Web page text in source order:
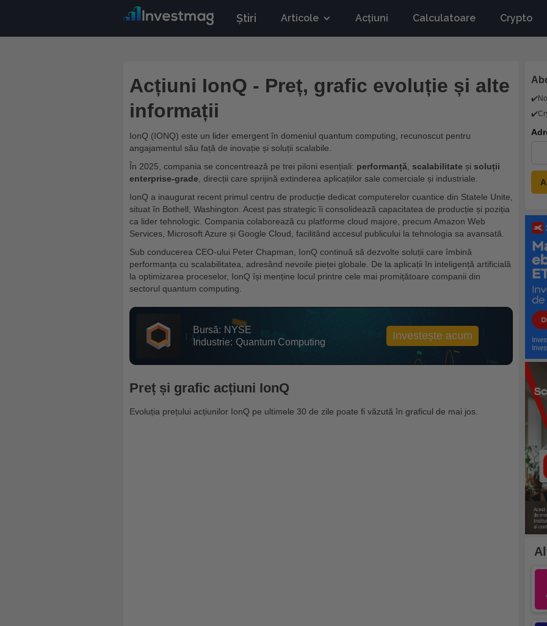
Știri Articole Acțiuni Calculatoare Crypto
Acțiuni IonQ - Preț, grafic evoluție și alte
informații
IonQ (IONQ) este un lider emergent în domeniul quantum computing, recunoscut pentru
angajamentul său față de inovație și soluții scalabile.
În 2025, compania se concentrează pe trei piloni esențiali: performanță scalabilitate și soluții
enterprise-grade , direcții care sprijină extinderea aplicațiilor sale comerciale și industriale.
IonQ a inaugurat recent primul centru de producție dedicat computerelor cuantice din Statele Unite,
situat în Bothell, Washington. Acest pas strategic îi consolidează capacitatea de producție și poziția
ca lider tehnologic. Compania colaborează cu platforme cloud majore, precum Amazon Web
Services, Microsoft Azure și Google Cloud, facilitând accesul publicului la tehnologia sa avansată.
Sub conducerea CEO-ului Peter Chapman, IonQ continuă să dezvolte soluții care îmbină
performanța cu scalabilitatea, adresând nevoile pieței globale. De la aplicații în inteligență artificială
la optimizarea proceselor, IonQ își menține locul printre cele mai promițătoare companii din
sectorul quantum computing.
Bursă: NYSE
Industrie: Quantum Computing Investește acum
Preț și grafic acțiuni IonQ
Evoluția prețului acțiunilor IonQ pe ultimele 30 de zile poate fi văzută în graficul de mai jos.